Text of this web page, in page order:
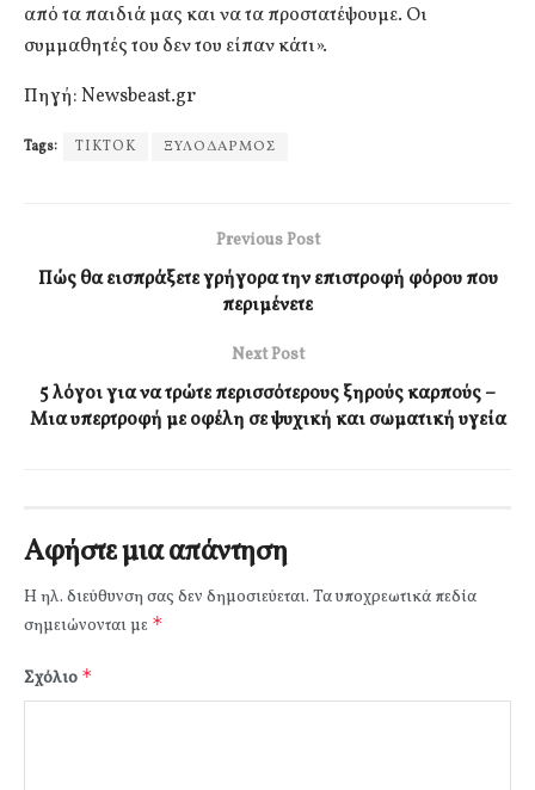
από τα παιδιά μας και να τα προστατέψουμε. Οι
συμμαθητές του δεν του είπαν κάτι».
Πηγή: Newsbeast.gr
Tags: TIKTOK ΞΥΛΟΔΑΡΜΟΣ
Previous Post
Πώς θα εισπράξετε γρήγορα την επιστροφή φόρου που
περιμένετε
Next Post
5 λόγοι για να τρώτε περισσότερους ξηρούς καρπούς –
Μια υπερτροφή με οφέλη σε ψυχική και σωματική υγεία
Αφήστε μια απάντηση
Η ηλ. διεύθυνση σας δεν δημοσιεύεται. Τα υποχρεωτικά πεδία
σημειώνονται με *
Σχόλιο *